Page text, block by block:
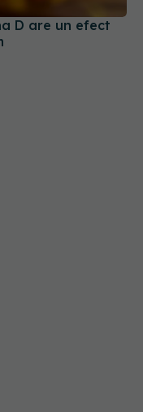
D are un efect